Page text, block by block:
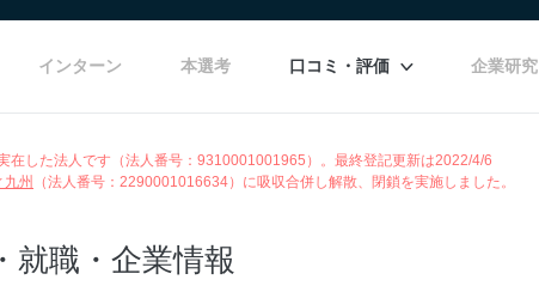
インターン 本選考 口コミ・評価 企業研究
した法人です（法人番号：9310001001965）。最終登記更新は2022/4/6
州 （法人番号：2290001016634）に吸収合併し解散、閉鎖を実施しました。
就職・企業情報